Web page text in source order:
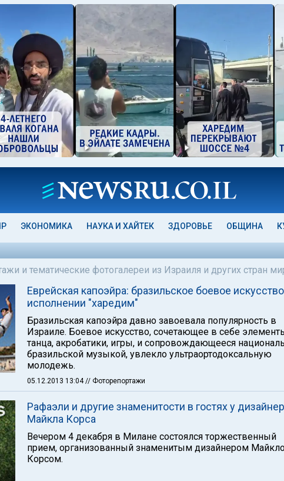
ЭКОНОМИКА НАУКА И ХАЙТЕК ЗДОРОВЬЕ ОБЩИНА
и тематические фотогалереи из Израиля и других стран
Еврейская капоэйра: бразильское боевое
исполнении "харедим"
Бразильская капоэйра давно завоевала популярность в
Израиле. Боевое искусство, сочетающее в себе
танца, акробатики, игры, и сопровождающееся
бразильской музыкой, увлекло ультраортодоксальную
молодежь.
05.12.2013 13:04// Фоторепортажи
Рафаэли и другие знаменитости в гостях у
Майкла Корса
Вечером 4 декабря в Милане состоялся торжественный
прием, организованный знаменитым дизайнером
Корсом.